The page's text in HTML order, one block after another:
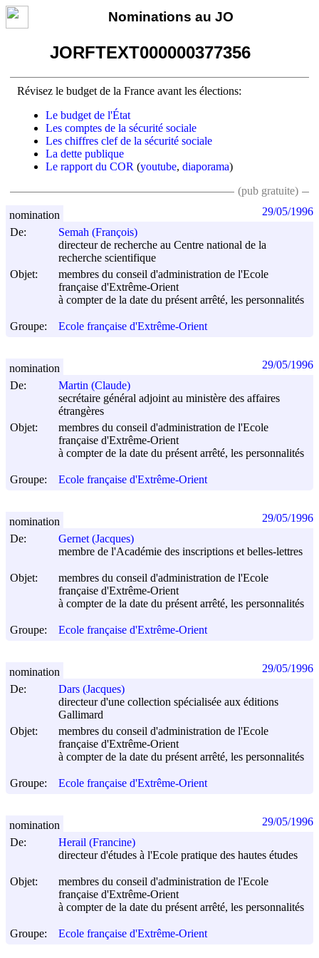
Nominations au JO
JORFTEXT000000377356
Révisez le budget de la France avant les élections:
Le budget de l'État
Les comptes de la sécurité sociale
Les chiffres clef de la sécurité sociale
La dette publique
Le rapport du COR (youtube, diaporama)
(pub gratuite)
De:
Semah (François)
directeur de recherche au Centre national de la
recherche scientifique
Objet:
membres du conseil d'administration de l'Ecole
française d'Extrême-Orient
à compter de la date du présent arrêté, les personnalités
Groupe: Ecole française d'Extrême-Orient
nomination 29/05/1996
De:
Martin (Claude)
secrétaire général adjoint au ministère des affaires
étrangères
Objet:
membres du conseil d'administration de l'Ecole
française d'Extrême-Orient
à compter de la date du présent arrêté, les personnalités
Groupe: Ecole française d'Extrême-Orient
nomination 29/05/1996
De:
Gernet (Jacques)
membre de l'Académie des inscriptions et belles-lettres
Objet:
membres du conseil d'administration de l'Ecole
française d'Extrême-Orient
à compter de la date du présent arrêté, les personnalités
Groupe: Ecole française d'Extrême-Orient
nomination 29/05/1996
De:
Dars (Jacques)
directeur d'une collection spécialisée aux éditions
Gallimard
Objet:
membres du conseil d'administration de l'Ecole
française d'Extrême-Orient
à compter de la date du présent arrêté, les personnalités
Groupe: Ecole française d'Extrême-Orient
nomination 29/05/1996
De:
Herail (Francine)
directeur d'études à l'Ecole pratique des hautes études
Objet:
membres du conseil d'administration de l'Ecole
française d'Extrême-Orient
à compter de la date du présent arrêté, les personnalités
Groupe: Ecole française d'Extrême-Orient
nomination 29/05/1996